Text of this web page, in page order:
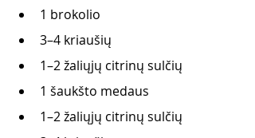
1 brokolio
3–4 kriaušių
1–2 žaliųjų citrinų sulčių
1 šaukšto medaus
1–2 žaliųjų citrinų sulčių